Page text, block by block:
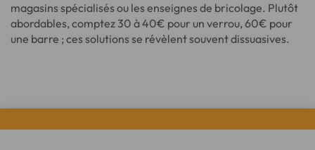
magasins spécialisés ou les enseignes de bricolage. Plutôt
abordables, comptez 30 à 40€ pour un verrou, 60€ pour
une barre ; ces solutions se révèlent souvent dissuasives.